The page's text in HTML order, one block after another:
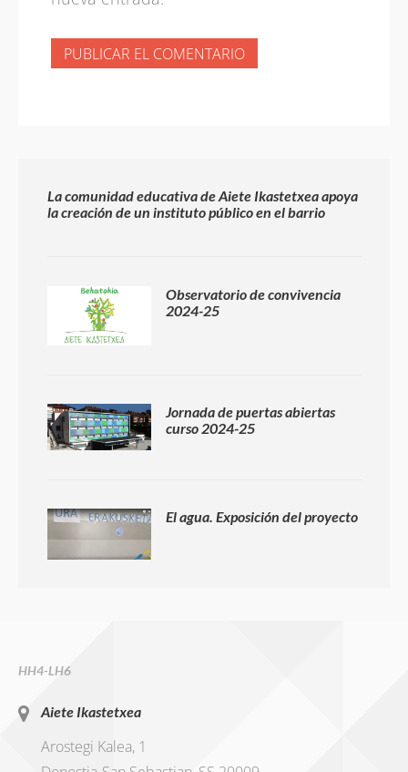
La comunidad educativa de Aiete Ikastetxea apoya
la creación de un instituto público en el barrio
Observatorio de convivencia
2024-25
Jornada de puertas abiertas
curso 2024-25
El agua. Exposición del proyecto
HH4-LH6
Aiete Ikastetxea
Arostegi Kalea, 1